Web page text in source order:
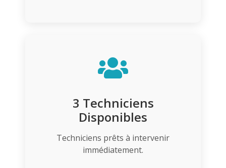
3 Techniciens
Disponibles
Techniciens prêts à intervenir
immédiatement.